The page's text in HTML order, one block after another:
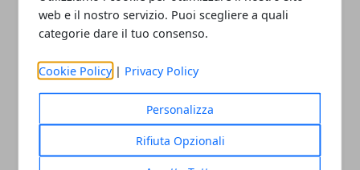
web e il nostro servizio. Puoi scegliere a quali
categorie dare il tuo consenso.
Cookie Policy | Privacy Policy
Personalizza
Rifiuta Opzionali
L’universo Harry Potter: libri, film,
mostre e serie TV, tutte le versioni del
mondo fantasy più noto al mondo